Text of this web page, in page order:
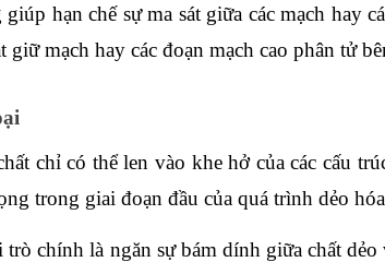
hạn chế sự ma sát giữa các mạch hay
giữ mạch hay các đoạn mạch cao phân tử
chỉ có thể len vào khe hở của các cấu
trong giai đoạn đầu của quá trình dẻo
trò chính là ngăn sự bám dính giữa chất